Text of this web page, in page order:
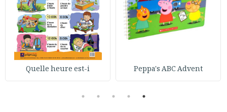
Peppa's ABC Advent
Quelle heure est-i
1
2
3
4
5